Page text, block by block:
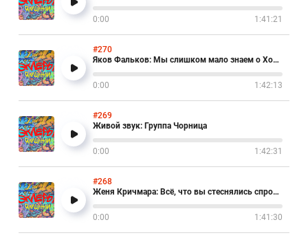
0:00 1:41:21
#270
Яков Фальков: Мы слишком мало знаем о Холокосте
0:00 1:42:13
#269
Живой звук: Группа Чорница
0:00 1:42:31
#268
Женя Кричмара: Всё, что вы стеснялись спросить о нижнем белье
0:00 1:41:30